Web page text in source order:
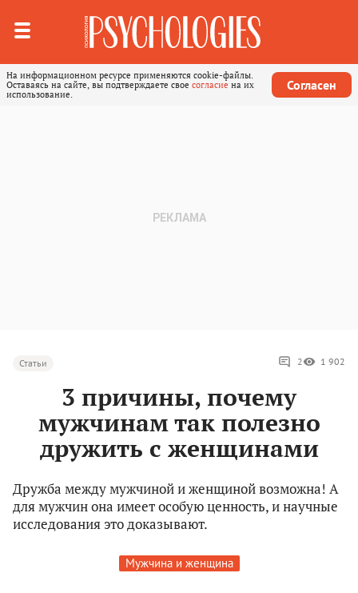
На информационном ресурсе применяются cookie-файлы.
Оставаясь на сайте, вы подтверждаете свое согласие на их
использование.
Согласен
Статьи 2 1 902
3 причины, почему
мужчинам так полезно
дружить с женщинами
Дружба между мужчиной и женщиной возможна! А
для мужчин она имеет особую ценность, и научные
исследования это доказывают.
Мужчина и женщина